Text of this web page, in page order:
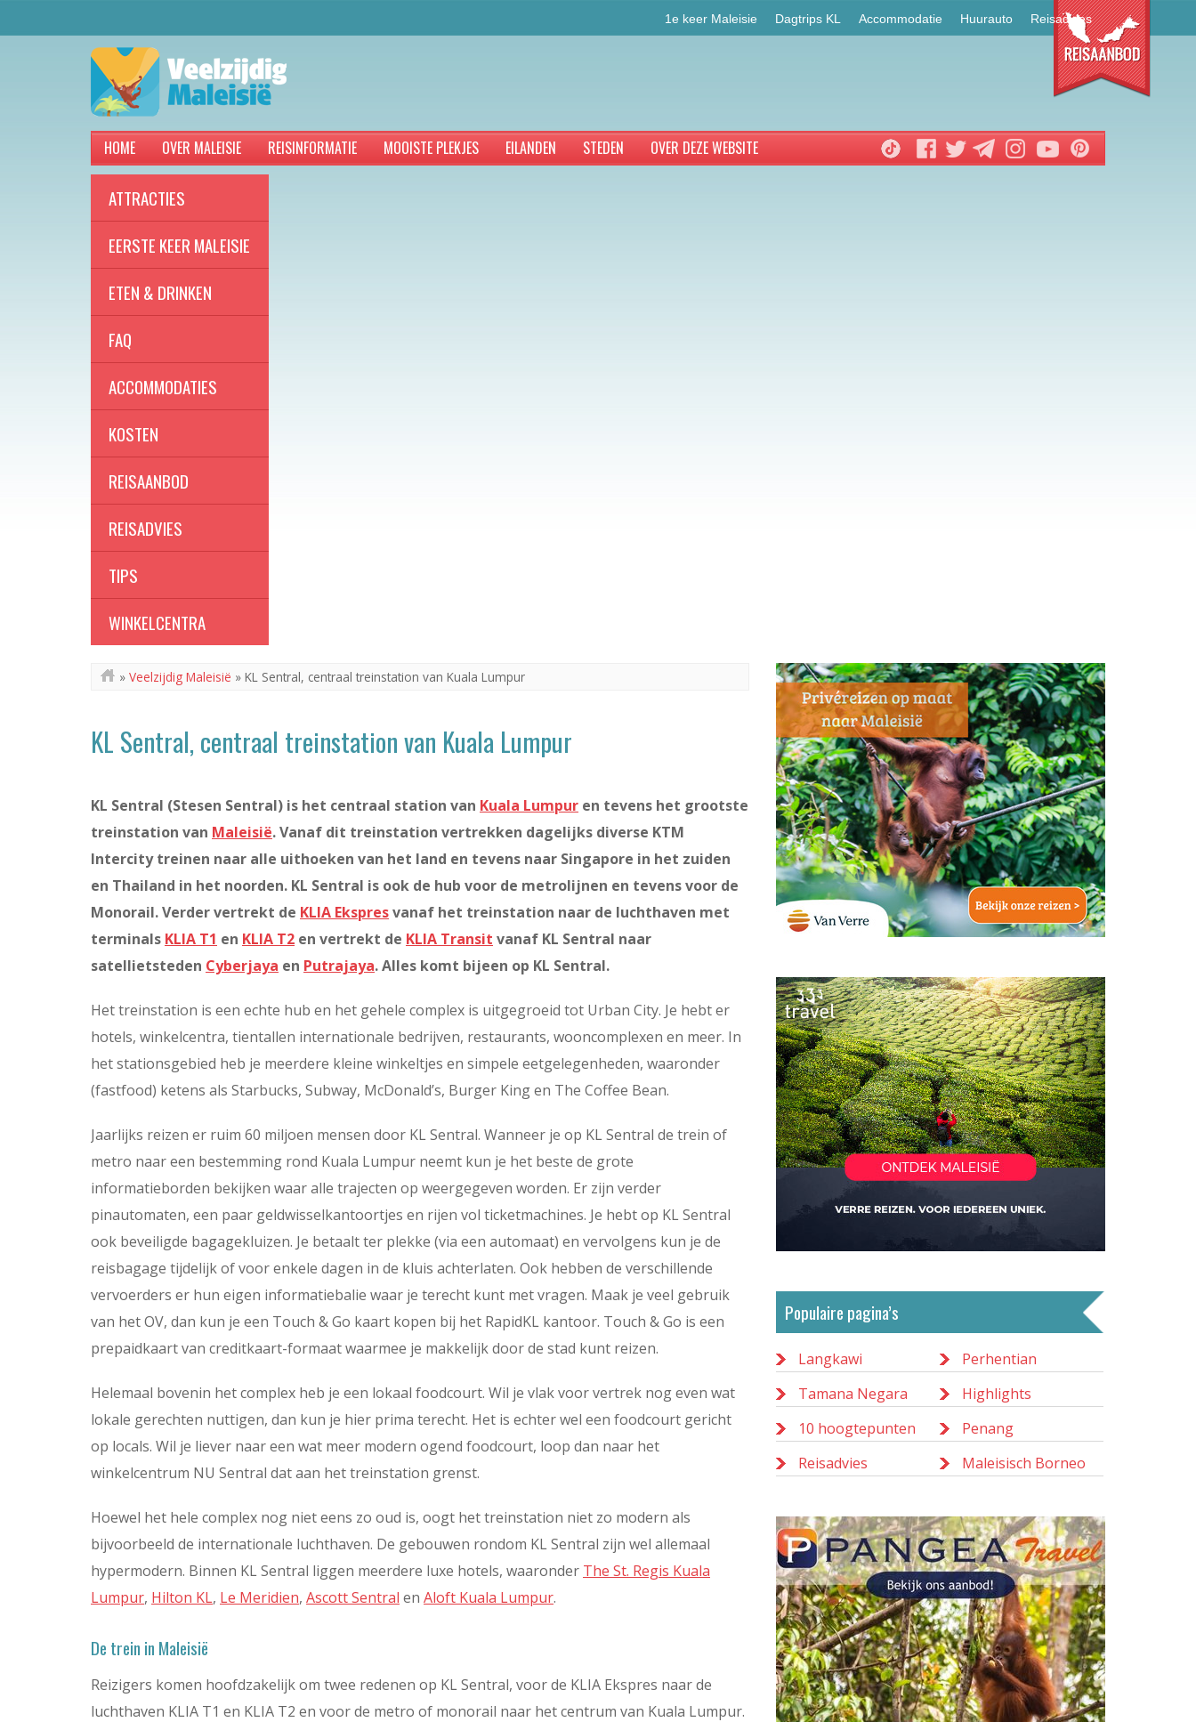
1e keer Maleisie Dagtrips KL Accommodatie Huurauto Reisadvies
HOME OVER MALEISIE REISINFORMATIE MOOISTE PLEKJES EILANDEN STEDEN OVER DEZE WEBSITE
ATTRACTIES
EERSTE KEER MALEISIE
ETEN & DRINKEN
FAQ
ACCOMMODATIES
KOSTEN
REISAANBOD
REISADVIES
TIPS
WINKELCENTRA
» Veelzijdig Maleisië » KL Sentral, centraal treinstation van Kuala Lumpur
KL Sentral, centraal treinstation van Kuala Lumpur
KL Sentral (Stesen Sentral) is het centraal station van Kuala Lumpur en tevens het grootste
treinstation van Maleisië. Vanaf dit treinstation vertrekken dagelijks diverse KTM
Intercity treinen naar alle uithoeken van het land en tevens naar Singapore in het zuiden
en Thailand in het noorden. KL Sentral is ook de hub voor de metrolijnen en tevens voor de
Monorail. Verder vertrekt de KLIA Ekspresvanaf het treinstation naar de luchthaven met
terminals KLIA T1 en KLIA T2 en vertrekt de KLIA Transit vanaf KL Sentral naar
satellietsteden Cyberjaya en Putrajaya. Alles komt bijeen op KL Sentral.
Het treinstation is een echte hub en het gehele complex is uitgegroeid tot Urban City. Je hebt er
hotels, winkelcentra, tientallen internationale bedrijven, restaurants, wooncomplexen en meer. In
het stationsgebied heb je meerdere kleine winkeltjes en simpele eetgelegenheden, waaronder
(fastfood) ketens als Starbucks, Subway, McDonald’s, Burger King en The Coffee Bean.
Jaarlijks reizen er ruim 60 miljoen mensen door KL Sentral. Wanneer je op KL Sentral de trein of
metro naar een bestemming rond Kuala Lumpur neemt kun je het beste de grote
informatieborden bekijken waar alle trajecten op weergegeven worden. Er zijn verder
pinautomaten, een paar geldwisselkantoortjes en rijen vol ticketmachines. Je hebt op KL Sentral
ook beveiligde bagagekluizen. Je betaalt ter plekke (via een automaat) en vervolgens kun je de
reisbagage tijdelijk of voor enkele dagen in de kluis achterlaten. Ook hebben de verschillende
vervoerders er hun eigen informatiebalie waar je terecht kunt met vragen. Maak je veel gebruik
van het OV, dan kun je een Touch & Go kaart kopen bij het RapidKL kantoor. Touch & Go is een
prepaidkaart van creditkaart-formaat waarmee je makkelijk door de stad kunt reizen.
Helemaal bovenin het complex heb je een lokaal foodcourt. Wil je vlak voor vertrek nog even wat
lokale gerechten nuttigen, dan kun je hier prima terecht. Het is echter wel een foodcourt gericht
op locals. Wil je liever naar een wat meer modern ogend foodcourt, loop dan naar het
winkelcentrum NU Sentral dat aan het treinstation grenst.
Hoewel het hele complex nog niet eens zo oud is, oogt het treinstation niet zo modern als
bijvoorbeeld de internationale luchthaven. De gebouwen rondom KL Sentral zijn wel allemaal
hypermodern. Binnen KL Sentral liggen meerdere luxe hotels, waaronder The St. Regis Kuala
Lumpur, Hilton KL, Le Meridien, Ascott Sentral en Aloft Kuala Lumpur.
De trein in Maleisië
Reizigers komen hoofdzakelijk om twee redenen op KL Sentral, voor de KLIA Ekspres naar de
luchthaven KLIA T1 en KLIA T2 en voor de metro of monorail naar het centrum van Kuala Lumpur.
Populaire pagina’s
Langkawi
Perhentian
Tamana Negara
Highlights
10 hoogtepunten
Penang
Reisadvies
Maleisisch Borneo